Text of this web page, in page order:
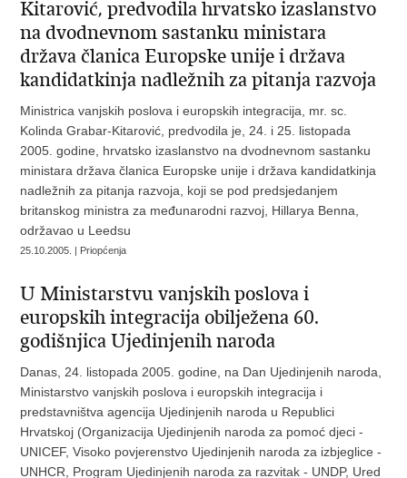
Kitarović, predvodila hrvatsko izaslanstvo
na dvodnevnom sastanku ministara
država članica Europske unije i država
kandidatkinja nadležnih za pitanja razvoja
Ministrica vanjskih poslova i europskih integracija, mr. sc.
Kolinda Grabar-Kitarović, predvodila je, 24. i 25. listopada
2005. godine, hrvatsko izaslanstvo na dvodnevnom sastanku
ministara država članica Europske unije i država kandidatkinja
nadležnih za pitanja razvoja, koji se pod predsjedanjem
britanskog ministra za međunarodni razvoj, Hillarya Benna,
održavao u Leedsu
25.10.2005. | Priopćenja
U Ministarstvu vanjskih poslova i
europskih integracija obilježena 60.
godišnjica Ujedinjenih naroda
Danas, 24. listopada 2005. godine, na Dan Ujedinjenih naroda,
Ministarstvo vanjskih poslova i europskih integracija i
predstavništva agencija Ujedinjenih naroda u Republici
Hrvatskoj (Organizacija Ujedinjenih naroda za pomoć djeci -
UNICEF, Visoko povjerenstvo Ujedinjenih naroda za izbjeglice -
UNHCR, Program Ujedinjenih naroda za razvitak - UNDP, Ured